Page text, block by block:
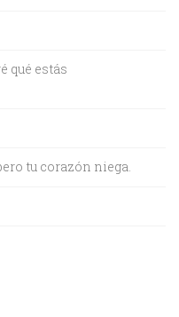
qué estás
tu corazón niega.